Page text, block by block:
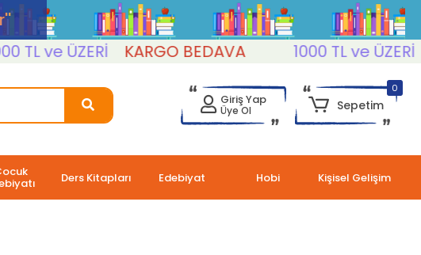
ve ÜZERİ KARGO BEDAVA 1000 TL ve ÜZERİ
Giriş Yap
Üye Ol
0
Sepetim
Ders Kitapları Edebiyat Hobi Kişisel Gelişim